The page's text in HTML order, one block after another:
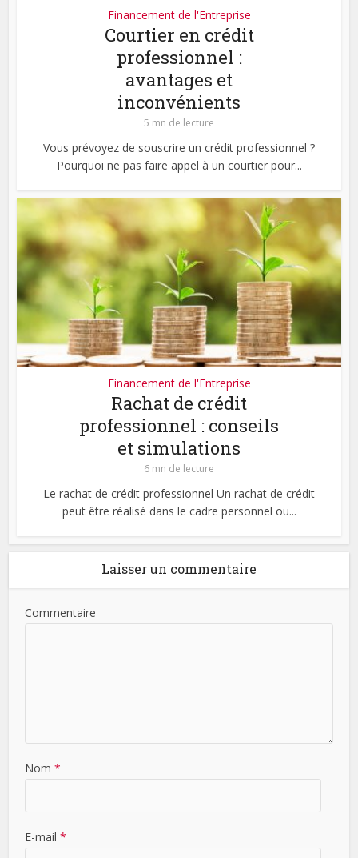
Financement de l'Entreprise
Courtier en crédit
professionnel :
avantages et
inconvénients
5 mn de lecture
Vous prévoyez de souscrire un crédit professionnel ?
Pourquoi ne pas faire appel à un courtier pour...
Financement de l'Entreprise
Rachat de crédit
professionnel : conseils
et simulations
6 mn de lecture
Le rachat de crédit professionnel Un rachat de crédit
peut être réalisé dans le cadre personnel ou...
Laisser un commentaire
Commentaire
Nom*
E-mail*